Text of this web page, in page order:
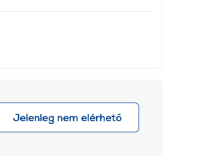
Jelenleg nem elérhető